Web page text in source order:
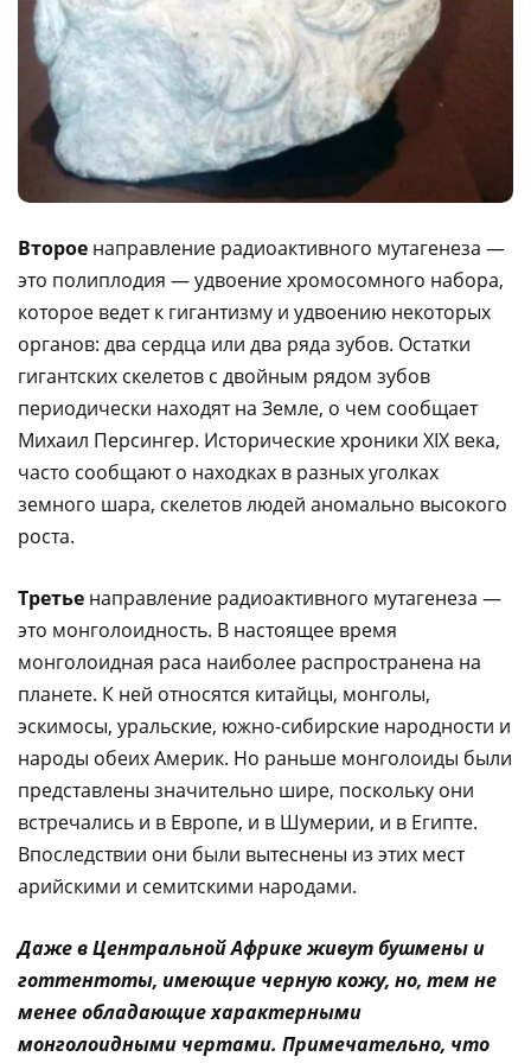
Второе направление радиоактивного мутагенеза —
это полиплодия — удвоение хромосомного набора,
которое ведет к гигантизму и удвоению некоторых
органов: два сердца или два ряда зубов. Остатки
гигантских скелетов с двойным рядом зубов
периодически находят на Земле, о чем сообщает
Михаил Персингер. Исторические хроники XIX века,
часто сообщают о находках в разных уголках
земного шара, скелетов людей аномально высокого
роста.
Третье направление радиоактивного мутагенеза —
это монголоидность. В настоящее время
монголоидная раса наиболее распространена на
планете. К ней относятся китайцы, монголы,
эскимосы, уральские, южно-сибирские народности и
народы обеих Америк. Но раньше монголоиды были
представлены значительно шире, поскольку они
встречались и в Европе, и в Шумерии, и в Египте.
Впоследствии они были вытеснены из этих мест
арийскими и семитскими народами.
Даже в Центральной Африке живут бушмены и
готтентоты, имеющие черную кожу, но, тем не
менее обладающие характерными
монголоидными чертами. Примечательно, что